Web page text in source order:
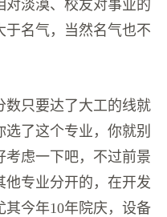
对淡漠、校友对事业的
于名气，当然名气也不
数只要达了大工的线就
了这个专业，你就别
考虑一下吧，不过前景
他专业分开的，在开发
其今年10年院庆，设备